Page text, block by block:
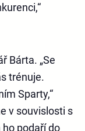
Bárta. „Se
trénuje.
Sparty,“
v souvislosti s
podaří do